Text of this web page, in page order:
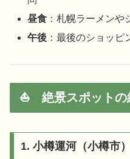
昼食 ：札幌ラーメン
午後 ：最後のショッピ
⛵️ 絶景スポットの
1. 小樽運河（小樽市）